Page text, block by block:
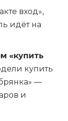
вход»,
идёт на
«купить
купить
—
и